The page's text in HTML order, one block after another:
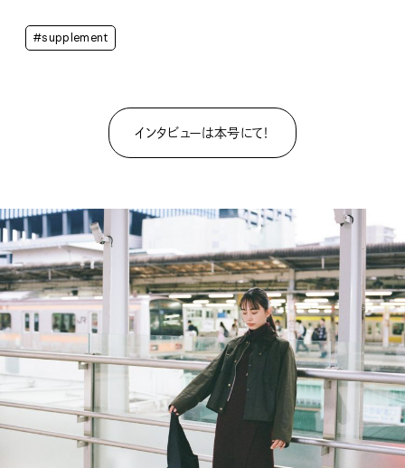
#supplement
インタビューは本号にて！